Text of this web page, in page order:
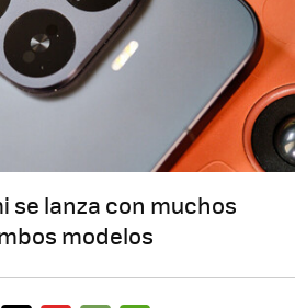
se lanza con muchos
modelos